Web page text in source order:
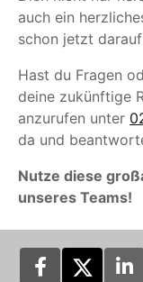
auch ein
schon jetzt
Hast du Fragen
deine zukünftige
anzurufen unter
da und
Nutze diese
unseres Teams!